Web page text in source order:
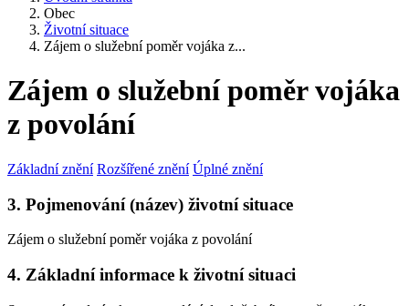
Obec
Životní situace
Zájem o služební poměr vojáka z...
Zájem o služební poměr vojáka
z povolání
Základní znění Rozšířené znění Úplné znění
3. Pojmenování (název) životní situace
Zájem o služební poměr vojáka z povolání
4. Základní informace k životní situaci